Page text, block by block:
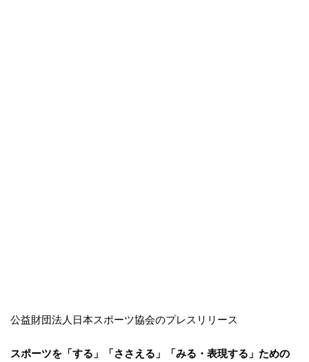
公益財団法人日本スポーツ協会のプレスリリース
スポーツを「する」「ささえる」「みる・表現する」ための